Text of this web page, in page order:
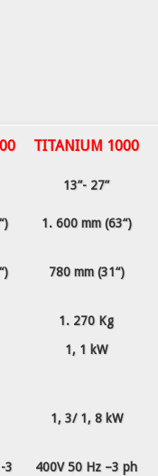
TITANIUM 1000
13”- 27”
1. 600 mm (63“)
780 mm (31“)
1. 270 Kg
1, 1 kW
1, 3/ 1, 8 kW
-3
400V 50 Hz –3 ph